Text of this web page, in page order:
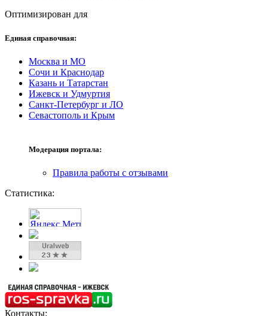
Оптимизирован для
Единая справочная:
Москва и МО
Сочи и Краснодар
Казань и Татарстан
Ижевск и Удмуртия
Санкт-Петербург и ЛО
Севастополь и Крым
Модерация портала:
Правила работы с отзывами
Статистика:
Контакты: